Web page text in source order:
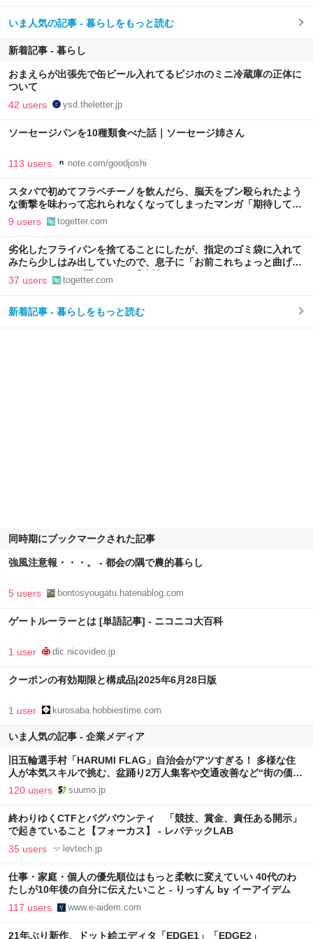
いま人気の記事 - 暮らしをもっと読む
新着記事 - 暮らし
おまえらが出張先で缶ビール入れてるビジホのミニ冷蔵庫の正体に
ついて
42 users ysd.theletter.jp
ソーセージパンを10種類食べた話｜ソーセージ姉さん
113 users note.com/goodjoshi
スタバで初めてフラペチーノを飲んだら、脳天をブン殴られたよう
な衝撃を味わって忘れられなくなってしまったマンガ「期待してま
た行ったけど…」
9 users togetter.com
劣化したフライパンを捨てることにしたが、指定のゴミ袋に入れて
みたら少しはみ出していたので、息子に「お前これちょっと曲げら
れたりする?」と聞いたら、「余裕っしょ」
37 users togetter.com
新着記事 - 暮らしをもっと読む
同時期にブックマークされた記事
強風注意報・・・。 - 都会の隅で農的暮らし
5 users bontosyougatu.hatenablog.com
ゲートルーラーとは [単語記事] - ニコニコ大百科
1 user dic.nicovideo.jp
クーポンの有効期限と構成品|2025年6月28日版
1 user kurosaba.hobbiestime.com
いま人気の記事 - 企業メディア
旧五輪選手村「HARUMI FLAG」自治会がアツすぎる！ 多様な住
人が本気スキルで挑む、盆踊り2万人集客や交通改善など“街の価値
向上”戦略 東京・中央区
120 users suumo.jp
終わりゆくCTFとバグバウンティ 「競技、賞金、責任ある開示」
で起きていること【フォーカス】 - レバテックLAB
35 users levtech.jp
仕事・家庭・個人の優先順位はもっと柔軟に変えていい 40代のわ
たしが10年後の自分に伝えたいこと - りっすん by イーアイデム
117 users www.e-aidem.com
21年ぶり新作、ドット絵エディタ「EDGE1」「EDGE2」